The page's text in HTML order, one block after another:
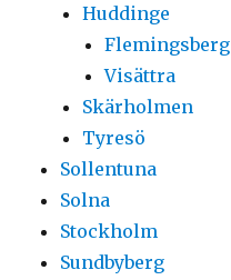
Huddinge
Flemingsberg
Visättra
Skärholmen
Tyresö
Sollentuna
Solna
Stockholm
Sundbyberg